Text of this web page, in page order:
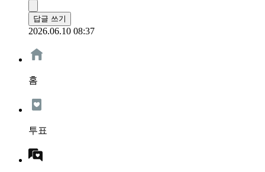
답글 쓰기
2026.06.10 08:37
홈
투표